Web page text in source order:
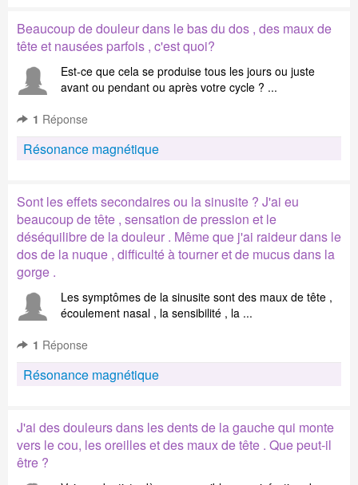
Beaucoup de douleur dans le bas du dos , des maux de
tête et nausées parfois , c'est quoi?
Est-ce que cela se produise tous les jours ou juste
avant ou pendant ou après votre cycle ? ...
1 Réponse
Résonance magnétique
Sont les effets secondaires ou la sinusite ? J'ai eu
beaucoup de tête , sensation de pression et le
déséquilibre de la douleur . Même que j'ai raideur dans le
dos de la nuque , difficulté à tourner et de mucus dans la
gorge .
Les symptômes de la sinusite sont des maux de tête ,
écoulement nasal , la sensibilité , la ...
1 Réponse
Résonance magnétique
J'ai des douleurs dans les dents de la gauche qui monte
vers le cou, les oreilles et des maux de tête . Que peut-il
être ?